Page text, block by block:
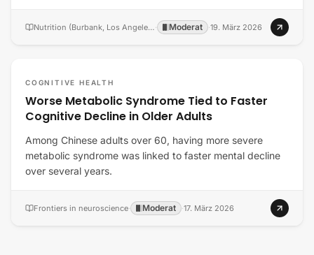
Nutrition (Burbank, Los Angeles County, Calif.)· Moderat ·19. März 2026
COGNITIVE HEALTH
Worse Metabolic Syndrome Tied to Faster
Cognitive Decline in Older Adults
Among Chinese adults over 60, having more severe
metabolic syndrome was linked to faster mental decline
over several years.
Frontiers in neuroscience· Moderat ·17. März 2026